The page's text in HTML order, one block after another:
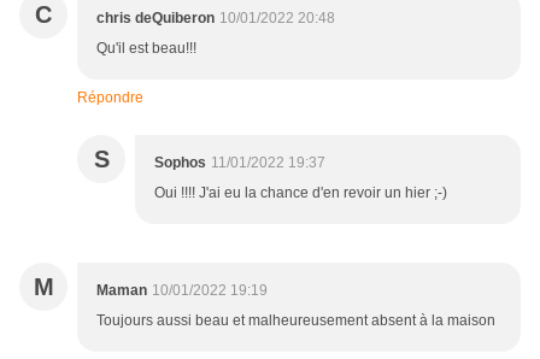
C chris deQuiberon 10/01/2022 20:48
Qu'il est beau!!!
Répondre
S Sophos 11/01/2022 19:37
Oui !!!! J'ai eu la chance d'en revoir un hier ;-)
M Maman 10/01/2022 19:19
Toujours aussi beau et malheureusement absent à la maison